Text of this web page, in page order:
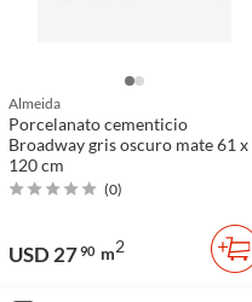
Almeida
Porcelanato cementicio
Broadway gris oscuro mate 61 x
120 cm
(0)
USD 2790 m2